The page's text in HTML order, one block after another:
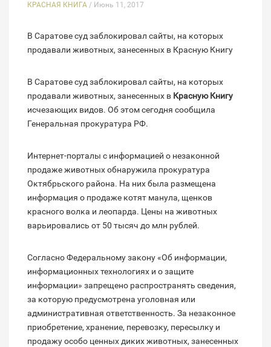
КРАСНАЯ КНИГА / Июнь 11, 2017
В Саратове суд заблокировал сайты, на которых
продавали животных, занесенных в Красную Книгу
В Саратове суд заблокировал сайты, на которых
продавали животных, занесенных в Красную Книгу
исчезающих видов. Об этом сегодня сообщила
Генеральная прокуратура РФ.
Интернет-порталы с информацией о незаконной
продаже животных обнаружила прокуратура
Октябрьского района. На них была размещена
информация о продаже котят манула, щенков
красного волка и леопарда. Цены на животных
варьировались от 50 тысяч до млн рублей.
Согласно Федеральному закону «Об информации,
информационных технологиях и о защите
информации» запрещено распространять сведения,
за которую предусмотрена уголовная или
административная ответственность. За незаконное
приобретение, хранение, перевозку, пересылку и
продажу особо ценных диких животных, занесенных